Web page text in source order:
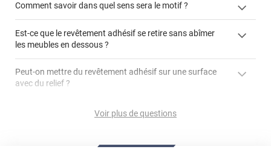
"Peut-on installer du
Comment savoir dans quel sens sera le motif ?
Est-ce que le revêtement adhésif se retire sans abîmer
les meubles en dessous ?
Utiliser une solution de dépose pour annuler l'action de la
Peut-on mettre du revêtement adhésif sur une surface
avec du relief ?
Peut-on mettre du revêtement adhésif sur du carrelage
Comment poser du revêtement adhésif dans les angles
Voir plus de questions